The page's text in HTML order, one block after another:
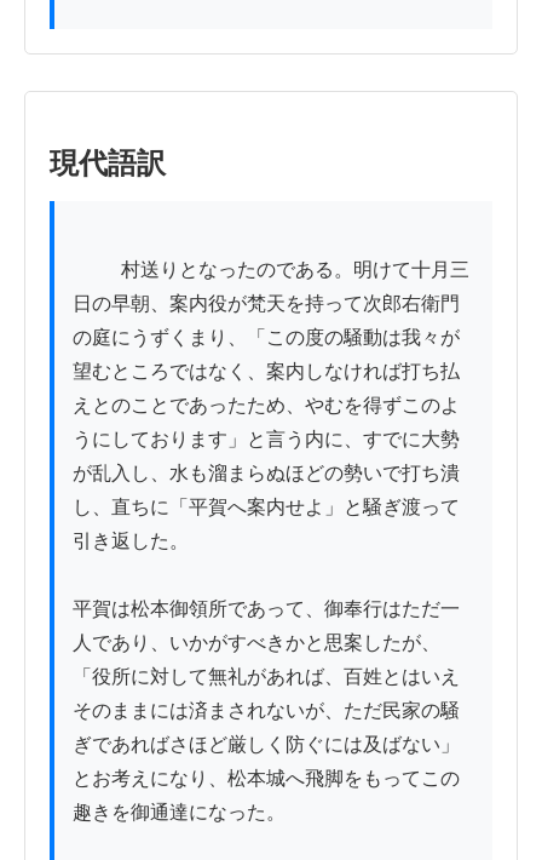
現代語訳
日の早朝、案内役が梵天を持って次郎右衛門
の庭にうずくまり、「この度の騒動は我々が
望むところではなく、案内しなければ打ち払
えとのことであったため、やむを得ずこのよ
うにしております」と言う内に、すでに大勢
が乱入し、水も溜まらぬほどの勢いで打ち潰
し、直ちに「平賀へ案内せよ」と騒ぎ渡って
引き返した。
平賀は松本御領所であって、御奉行はただ一
人であり、いかがすべきかと思案したが、
「役所に対して無礼があれば、百姓とはいえ
そのままには済まされないが、ただ民家の騒
ぎであればさほど厳しく防ぐには及ばない」
とお考えになり、松本城へ飛脚をもってこの
趣きを御通達になった。